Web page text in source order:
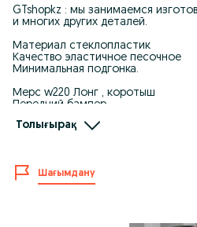
GTshopkz : мы занимаемся
и многих других деталей.
Материал стеклопластик
Качество эластичное песочное
Минимальная подгонка.
Мерс w220 Лонг , коротыш
Передний бампер
Пороги
Доставка по всему Казахстану.
Толығырақ
Шағымдану